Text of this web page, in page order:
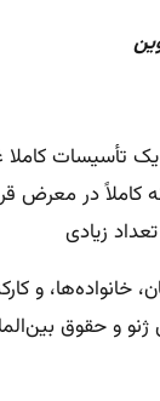
تأسیسات کاملا
کاملاً در معرض
زیادی
خانواده‌ها، و
و حقوق